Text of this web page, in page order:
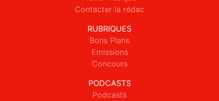
Contacter la rédac
RUBRIQUES
Bons Plans
Emissions
Concours
PODCASTS
Podcasts